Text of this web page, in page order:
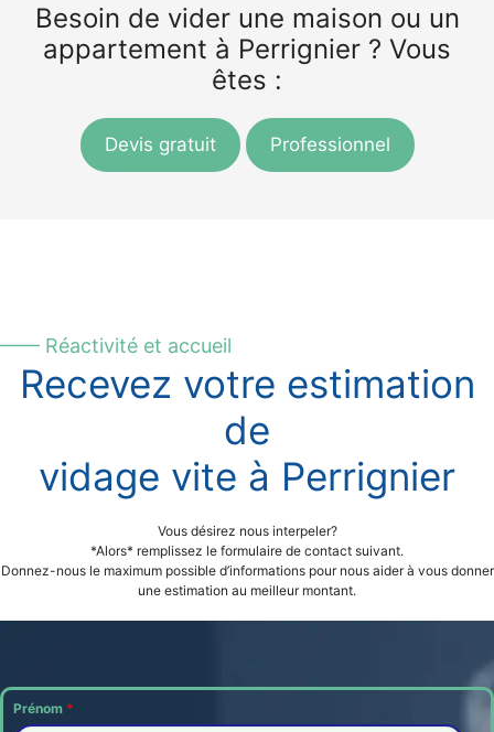
Besoin de vider une maison ou un
appartement à Perrignier ? Vous
êtes :
Devis gratuit Professionnel
—— Réactivité et accueil
Recevez votre estimation
de
vidage vite à Perrignier
Vous désirez nous interpeler?
*Alors* remplissez le formulaire de contact suivant.
Donnez-nous le maximum possible d’informations pour nous aider à vous donner
une estimation au meilleur montant.
Prénom *